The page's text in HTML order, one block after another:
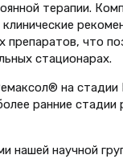
терапии.
клинические
что
стационарах.
на
ранние
нашей научной